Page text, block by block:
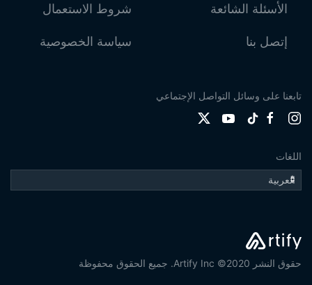
الأسئلة الشائعة
إتصل بنا
شروط الاستعمال
سياسة الخصوصية
تابعنا على وسائل التواصل الإجتماعي
اللغات
حقوق النشر 2020© Artify Inc. جميع الحقوق محفوظة